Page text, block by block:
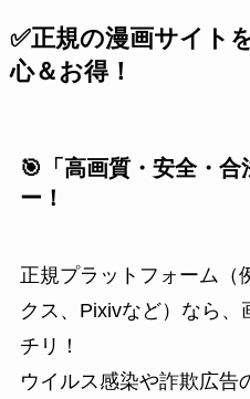
✅正規の漫画サイト
心＆お得！
🎯「高画質・安全・合
ー！
正規プラットフォーム（
クス、Pixivなど）なら、
チリ！
ウイルス感染や詐欺広告